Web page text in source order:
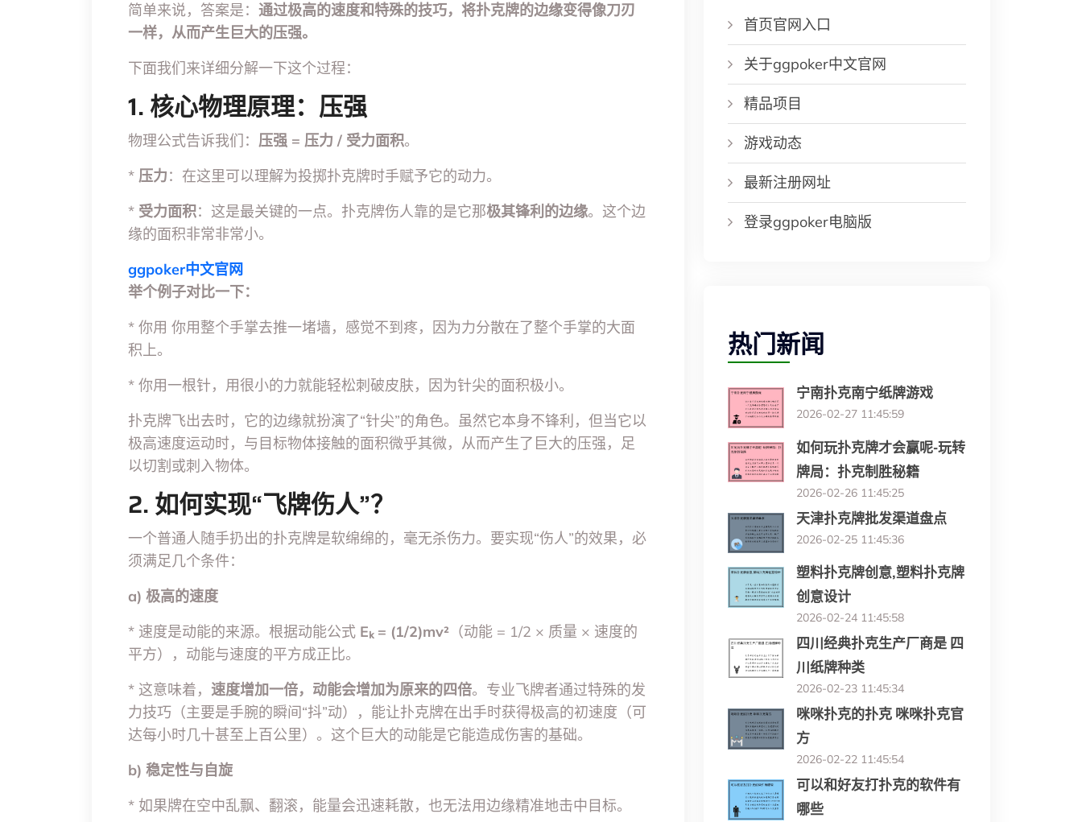
简单来说，答案是： 通过极高的速度和特殊的技巧，将扑克牌的边缘变得像刀刃
一样，从而产生巨大的压强。
下面我们来详细分解一下这个过程：
1. 核心物理原理：压强
物理公式告诉我们： 压强 = 压力 / 受力面积。
* 压力：在这里可以理解为投掷扑克牌时手赋予它的动力。
* 受力面积：这是最关键的一点。扑克牌伤人靠的是它那极其锋利的边缘。这个边
缘的面积非常非常小。
ggpoker中文官网
举个例子对比一下：
* 你用 你用整个手掌去推一堵墙，感觉不到疼，因为力分散在了整个手掌的大面
积上。
* 你用一根针，用很小的力就能轻松刺破皮肤，因为针尖的面积极小。
扑克牌飞出去时，它的边缘就扮演了“针尖”的角色。虽然它本身不锋利，但当它以
极高速度运动时，与目标物体接触的面积微乎其微，从而产生了巨大的压强，足
以切割或刺入物体。
2. 如何实现“飞牌伤人”？
一个普通人随手扔出的扑克牌是软绵绵的，毫无杀伤力。要实现“伤人”的效果，必
须满足几个条件：
a) 极高的速度
* 速度是动能的来源。根据动能公式 Eₖ = (1/2)mv² （动能 = 1/2 × 质量 × 速度的
平方），动能与速度的平方成正比。
* 这意味着， 速度增加一倍，动能会增加为原来的四倍。专业飞牌者通过特殊的发
力技巧（主要是手腕的瞬间“抖”动），能让扑克牌在出手时获得极高的初速度（可
达每小时几十甚至上百公里）。这个巨大的动能是它能造成伤害的基础。
b) 稳定性与自旋
* 如果牌在空中乱飘、翻滚，能量会迅速耗散，也无法用边缘精准地击中目标。
首页官网入口
关于ggpoker中文官网
精品项目
游戏动态
最新注册网址
登录ggpoker电脑版
热门新闻
宁南扑克南宁纸牌游戏
2026-02-27 11:45:59
如何玩扑克牌才会赢呢-玩转
牌局：扑克制胜秘籍
2026-02-26 11:45:25
天津扑克牌批发渠道盘点
2026-02-25 11:45:36
塑料扑克牌创意,塑料扑克牌
创意设计
2026-02-24 11:45:58
四川经典扑克生产厂商是 四
川纸牌种类
2026-02-23 11:45:34
咪咪扑克的扑克 咪咪扑克官
方
2026-02-22 11:45:54
可以和好友打扑克的软件有
哪些